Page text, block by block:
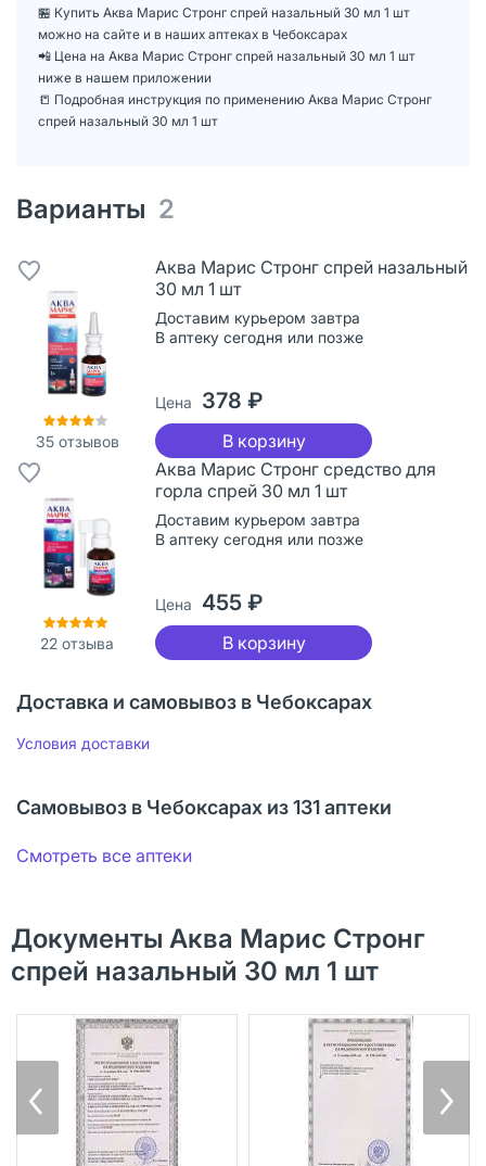
🏪 Купить Аква Марис Стронг спрей назальный 30 мл 1 шт
можно на сайте и в наших аптеках в Чебоксарах
📲 Цена на Аква Марис Стронг спрей назальный 30 мл 1 шт
ниже в нашем приложении
📒 Подробная инструкция по применению Аква Марис Стронг
спрей назальный 30 мл 1 шт
Варианты 2
35отзывов
Аква Марис Стронг спрей назальный
30 мл 1 шт
Доставим курьером завтра
В аптеку сегодня или позже
Цена 378 ₽
В корзину
22 отзыва
Аква Марис Стронг средство для
горла спрей 30 мл 1 шт
Доставим курьером завтра
В аптеку сегодня или позже
Цена 455 ₽
В корзину
Доставка и самовывоз в Чебоксарах
Условия доставки
Самовывоз в Чебоксарах из 131 аптеки
Смотреть все аптеки
Документы Аква Марис Стронг
спрей назальный 30 мл 1 шт